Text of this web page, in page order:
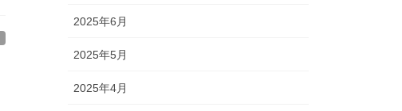
2025年6月
2025年5月
2025年4月